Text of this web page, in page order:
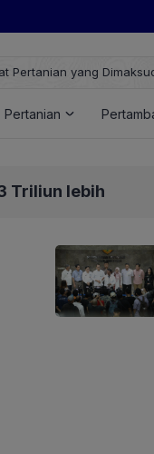
Mentan Amran?
Pertanian
Triliun lebih